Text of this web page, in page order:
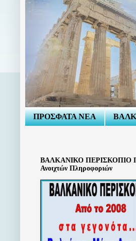
ΠΡΟΣΦΑΤΑ ΝΕΑ
ΒΑΛΚΑΝΙΚΟ ΠΕΡΙΣΚΟΠΙΟ
Ανοιχτών Πληροφοριών